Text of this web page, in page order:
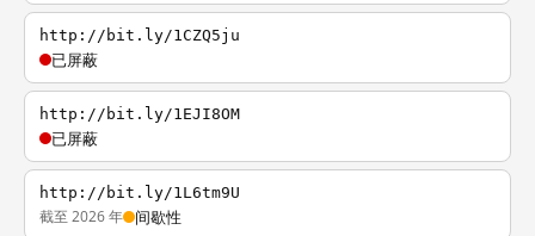
http://bit.ly/1CZQ5ju
已屏蔽
http://bit.ly/1EJI8OM
已屏蔽
http://bit.ly/1L6tm9U
截至 2026 年 间歇性